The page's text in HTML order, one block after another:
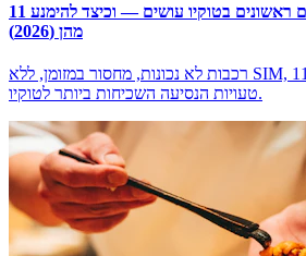
11 טעויות נסיעה שמבקרים ראשונים בטוקיו עושים — וכיצד להימנע
מהן (2026)
רכבות לא נכונות, מחסור במזומן, ללא SIM, מזוודה עמוסה מדי — 11
טעויות הנסיעה השכיחות ביותר לטוקיו.